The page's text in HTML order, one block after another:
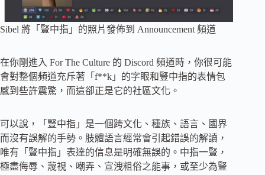
Sibel 將「豎中指」的照片發佈到 Announcement 頻道
在你剛進入 For The Culture 的 Discord 頻道時，你很可能
會對整個頻道充斥著「f**k」的字眼和豎中指的表情包
感到些許震驚，而這卻正是它的社區文化。
可以說，「豎中指」是一個跨文化、種族、語言、國界
而沒有誤解的手勢。肢體語言經常會引起錯誤的解讀，
唯有「豎中指」表達的信息是明確無誤的。中指一豎，
極盡侮辱、蔑視、嘲弄、宣洩粗俗之能事，或至少為豎